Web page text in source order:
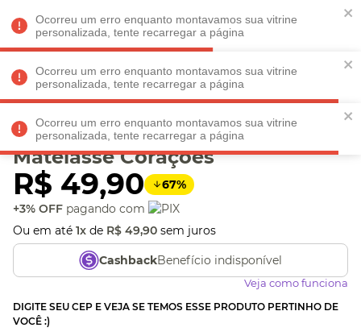
Ocorreu um erro enquanto montavamos sua vitrine
personalizada, tente recarregar a página
Ocorreu um erro enquanto montavamos sua vitrine
personalizada, tente recarregar a página
Ocorreu um erro enquanto montavamos sua vitrine
personalizada, tente recarregar a página
Faltam REGULAMENTO
Veja produtos perto de você! Informe seu CEP
Bolsa Porta Celular
Matelassê Corações
R$ 49,90 67%
+3% OFF pagando com
Ou em até 1x de R$ 49,90 sem juros
CashbackBenefício indisponível
Veja como funciona
DIGITE SEU CEP E VEJA SE TEMOS ESSE PRODUTO PERTINHO DE
VOCÊ :)